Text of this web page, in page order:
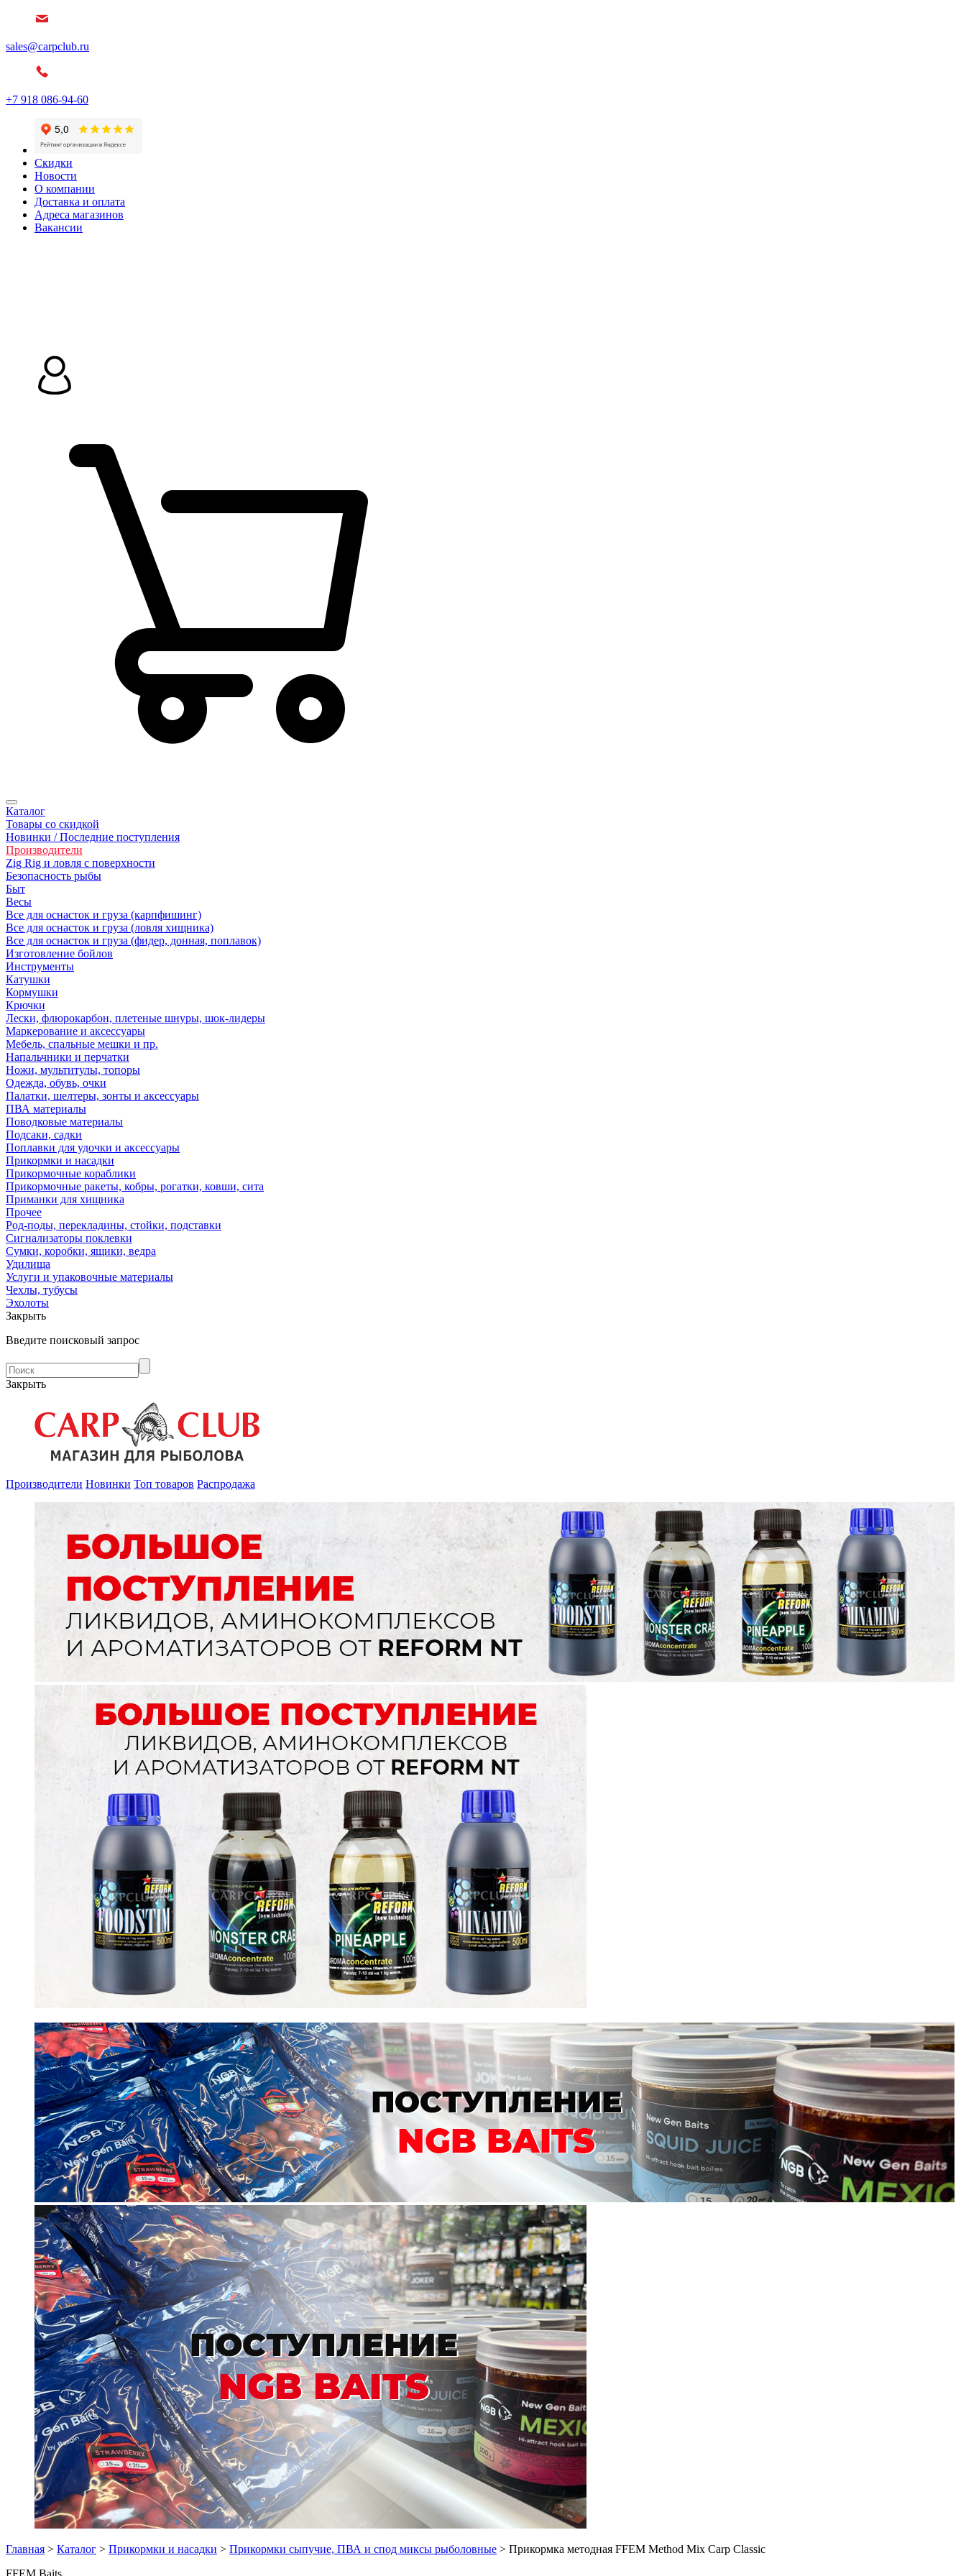
sales@carpclub.ru
+7 918 086-94-60
Скидки
Новости
О компании
Доставка и оплата
Адреса магазинов
Вакансии
Каталог
Товары со скидкой
Новинки / Последние поступления
Производители
Zig Rig и ловля с поверхности
Безoпасность рыбы
Быт
Весы
Все для оснасток и груза (карпфишинг)
Все для оснасток и груза (ловля хищника)
Все для оснасток и груза (фидер, донная, поплавок)
Изготовление бойлов
Инструменты
Катушки
Кормушки
Крючки
Лески, флюрокарбон, плетеные шнуры, шок-лидеры
Маркерование и аксессуары
Мебель, спальные мешки и пр.
Напальчники и перчатки
Ножи, мультитулы, топоры
Одежда, обувь, очки
Палатки, шелтеры, зонты и аксессуары
ПВА материалы
Поводковые материалы
Подсаки, садки
Поплавки для удочки и аксессуары
Прикормки и насадки
Прикормочные кораблики
Прикормочные ракеты, кобры, рогатки, ковши, сита
Приманки для хищника
Прочее
Род-поды, перекладины, стойки, подставки
Сигнализаторы поклевки
Сумки, коробки, ящики, ведра
Удилища
Услуги и упаковочные материалы
Чехлы, тубусы
Эхолоты
Закрыть
Введите поисковый запрос
Закрыть
Производители Новинки Топ товаров Распродажа
Главная > Каталог > Прикормки и насадки > Прикормки сыпучие, ПВА и спод миксы рыболовные > Прикормка методная FFEM Method Mix Carp Classic
FFEM Baits